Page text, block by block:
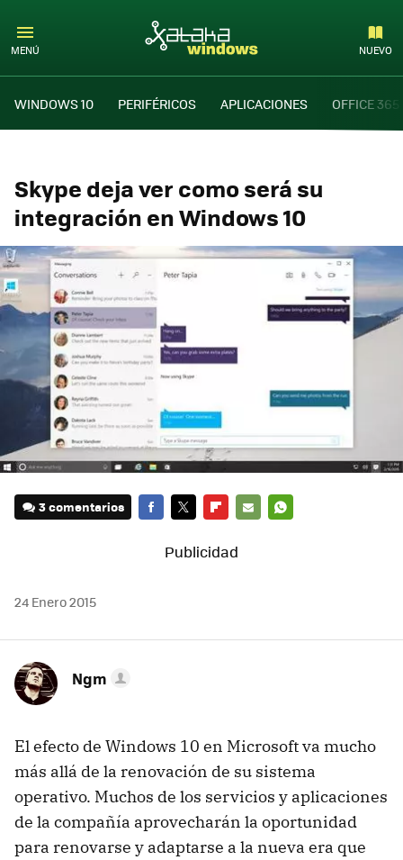
MENÚ NUEVO
WINDOWS 10 PERIFÉRICOS APLICACIONES OFFICE 365
Skype deja ver como será su
integración en Windows 10
3 comentarios
MAIL
24 Enero 2015
Ngm
El efecto de Windows 10 en Microsoft va mucho
más allá de la renovación de su sistema
operativo. Muchos de los servicios y aplicaciones
de la compañía aprovecharán la oportunidad
para renovarse y adaptarse a la nueva era que